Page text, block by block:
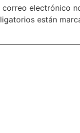
electrónico
están